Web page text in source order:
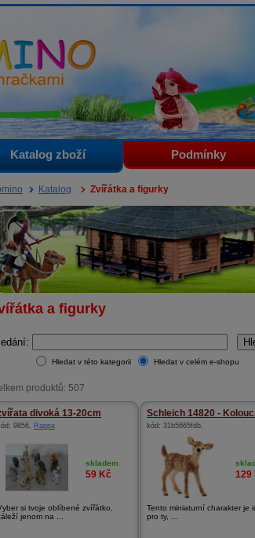
Katalog zboží Podmínky
Katalog Zvířátka a figurky
a figurky
Hledat v této kategorii Hledat v celém e-shopu
produktů: 507
divoká 13-20cm
9856, Rappa
skladem
59 Kč
si tvoje oblíbené zvířátko,
jenom na ...
Schleich 14820 -
kód: 31b5665fdb,
129
Tento miniaturní charakter je
pro ty, ...